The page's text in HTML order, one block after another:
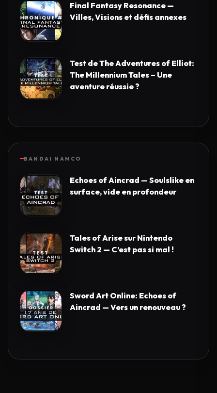
Final Fantasy Resonance —
Villes, Visions et défis annexes
Test de The Adventures of Elliot:
The Millennium Tales – Une
aventure réussie ?
BANDAI NAMCO
Echoes of Aincrad — Soulslike en
surface, vide en profondeur
Tales of Arise sur Nintendo
Switch 2 — C’est pas si mal !
Sword Art Online: Echoes of
Aincrad — Vers un renouveau ?